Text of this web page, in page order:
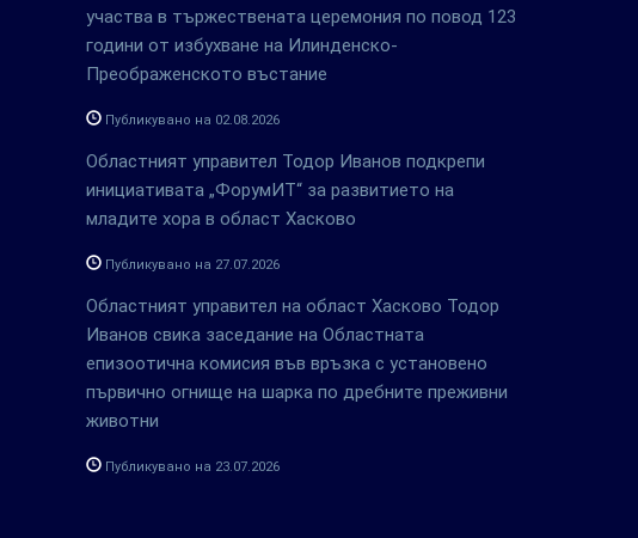
участва в тържествената церемония по повод 123
години от избухване на Илинденско-
Преображенското въстание
Публикувано на 02.08.2026
Областният управител Тодор Иванов подкрепи
инициативата „ФорумИТ“ за развитието на
младите хора в област Хасково
Публикувано на 27.07.2026
Областният управител на област Хасково Тодор
Иванов свика заседание на Областната
епизоотична комисия във връзка с установено
първично огнище на шарка по дребните преживни
животни
Публикувано на 23.07.2026